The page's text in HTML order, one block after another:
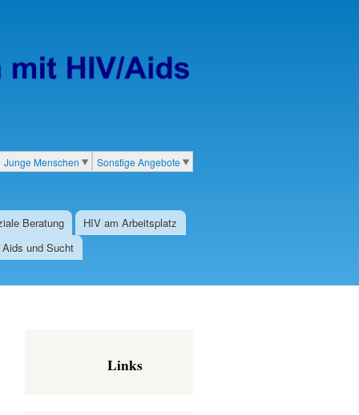
Junge Menschen Sonstige Angebote
Beratung
HIV am Arbeitsplatz
und Sucht
Links